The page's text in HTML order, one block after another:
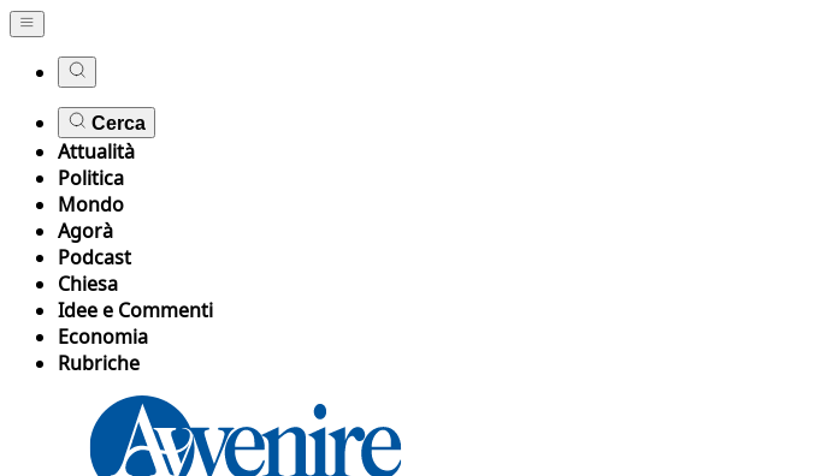
Cerca
Attualità
Politica
Mondo
Agorà
Podcast
Chiesa
Idee e Commenti
Economia
Rubriche